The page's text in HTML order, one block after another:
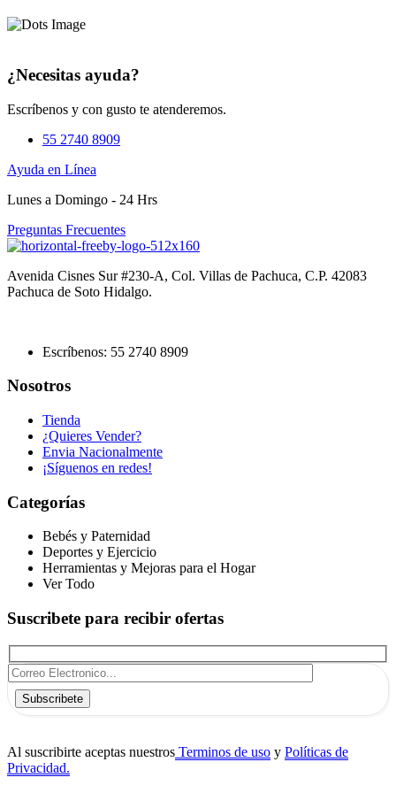
¿Necesitas ayuda?
Escríbenos y con gusto te atenderemos.
55 2740 8909
Ayuda en Línea
Lunes a Domingo - 24 Hrs
Preguntas Frecuentes
Avenida Cisnes Sur #230-A, Col. Villas de Pachuca, C.P. 42083
Pachuca de Soto Hidalgo.
Escríbenos: 55 2740 8909
Nosotros
Tienda
¿Quieres Vender?
Envia Nacionalmente
¡Síguenos en redes!
Categorías
Bebés y Paternidad
Deportes y Ejercicio
Herramientas y Mejoras para el Hogar
Ver Todo
Suscribete para recibir ofertas
Subscribete
Al suscribirte aceptas nuestros Terminos de uso y Políticas de
Privacidad.